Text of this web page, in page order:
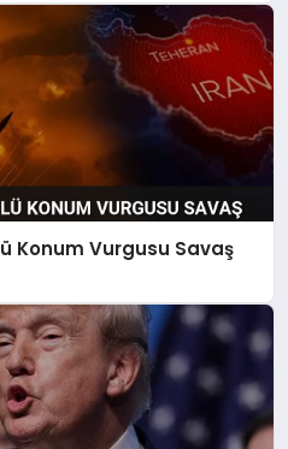
Konum Vurgusu Savaş